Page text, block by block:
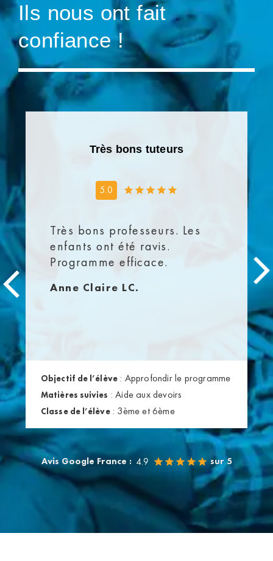
Ils nous ont fait
confiance !
Très bons tuteurs
5.0
Très bons professeurs. Les
enfants ont été ravis.
Programme efficace.
Anne Claire LC.
Objectif de l’élève: Approfondir le programme
Matières suivies :Aide aux devoirs
Classe de l’élève: 3ème et 6ème
Avis Google France : 4.9 sur 5